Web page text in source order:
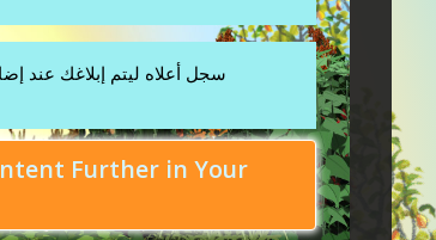
سجل أعلاه ليتم إبلاغك عند
Further in Your